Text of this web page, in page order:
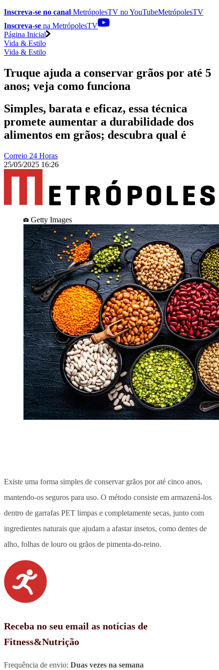
Inscreva-se no canal MetrópolesTV noYouTubeMetrópolesTV
Inscreva-se na MetrópolesTV
Página Inicial
Vida & Estilo
Vida & Estilo
Truque ajuda a conservar grãos por até 5
anos; veja como funciona
Simples, barata e eficaz, essa técnica
promete aumentar a durabilidade dos
alimentos em grãos; descubra qual é
Correio 24 Horas
25/05/2025 16:26
Getty Images
Existe uma forma simples de conservar grãos por até cinco anos,
mantendo-os seguros para uso. O método consiste em armazená-los
dentro de garrafas PET limpas e completamente secas, junto com
ingredientes naturais que ajudam a afastar insetos, como dentes de
alho, folhas de louro ou grãos de pimenta-do-reino.
Receba no seu email as notícias de
Fitness&Nutrição
Frequência de envio: Duas vezes na semana